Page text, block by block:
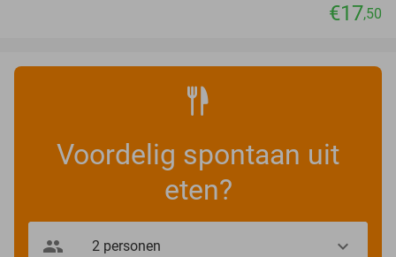
€17,50
Voordelig spontaan uit
eten?